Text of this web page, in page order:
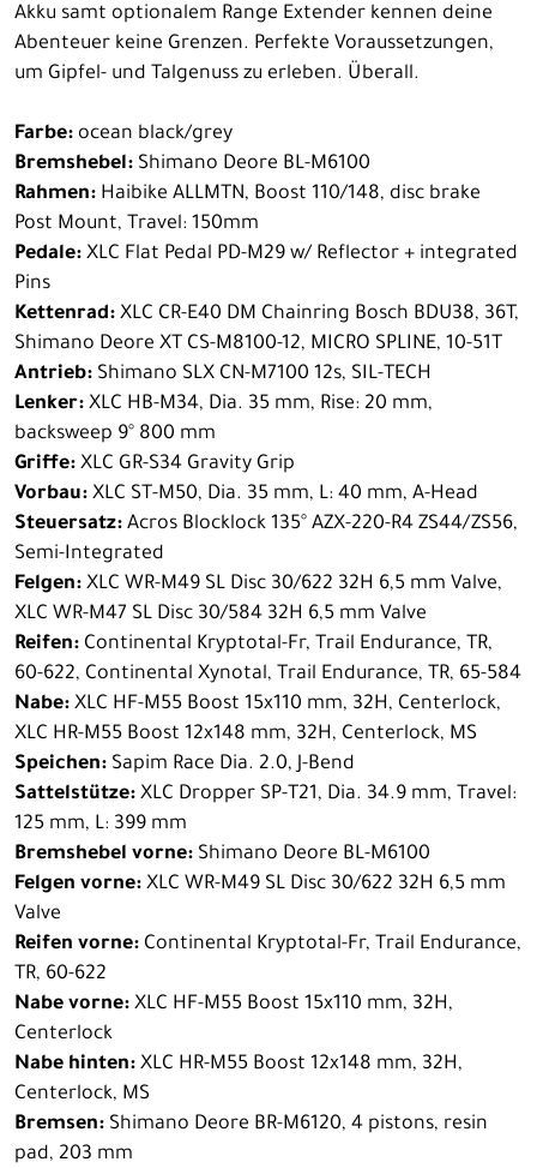
Akku samt optionalem Range Extender kennen deine
Abenteuer keine Grenzen. Perfekte Voraussetzungen,
um Gipfel- und Talgenuss zu erleben. Überall.
Farbe: ocean black/grey
Bremshebel: Shimano Deore BL-M6100
Rahmen: Haibike ALLMTN, Boost 110/148, disc brake
Post Mount, Travel: 150mm
Pedale: XLC Flat Pedal PD-M29 w/ Reflector + integrated
Pins
Kettenrad: XLC CR-E40 DM Chainring Bosch BDU38, 36T,
Shimano Deore XT CS-M8100-12, MICRO SPLINE, 10-51T
Antrieb: Shimano SLX CN-M7100 12s, SIL-TECH
Lenker: XLC HB-M34, Dia. 35 mm, Rise: 20 mm,
backsweep 9° 800 mm
Griffe: XLC GR-S34 Gravity Grip
Vorbau: XLC ST-M50, Dia. 35 mm, L: 40 mm, A-Head
Steuersatz: Acros Blocklock 135° AZX-220-R4 ZS44/ZS56,
Semi-Integrated
Felgen: XLC WR-M49 SL Disc 30/622 32H 6,5 mm Valve,
XLC WR-M47 SL Disc 30/584 32H 6,5 mm Valve
Reifen: Continental Kryptotal-Fr, Trail Endurance, TR,
60-622, Continental Xynotal, Trail Endurance, TR, 65-584
Nabe: XLC HF-M55 Boost 15x110 mm, 32H, Centerlock,
XLC HR-M55 Boost 12x148 mm, 32H, Centerlock, MS
Speichen: Sapim Race Dia. 2.0, J-Bend
Sattelstütze: XLC Dropper SP-T21, Dia. 34.9 mm, Travel:
125 mm, L: 399 mm
Bremshebel vorne: Shimano Deore BL-M6100
Felgen vorne: XLC WR-M49 SL Disc 30/622 32H 6,5 mm
Valve
Reifen vorne: Continental Kryptotal-Fr, Trail Endurance,
TR, 60-622
Nabe vorne: XLC HF-M55 Boost 15x110 mm, 32H,
Centerlock
Nabe hinten: XLC HR-M55 Boost 12x148 mm, 32H,
Centerlock, MS
Bremsen: Shimano Deore BR-M6120, 4 pistons, resin
pad, 203 mm